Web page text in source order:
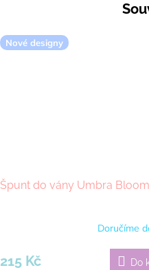
Nové designy
Špunt do vány Umbra
Doručíme
215 Kč Do